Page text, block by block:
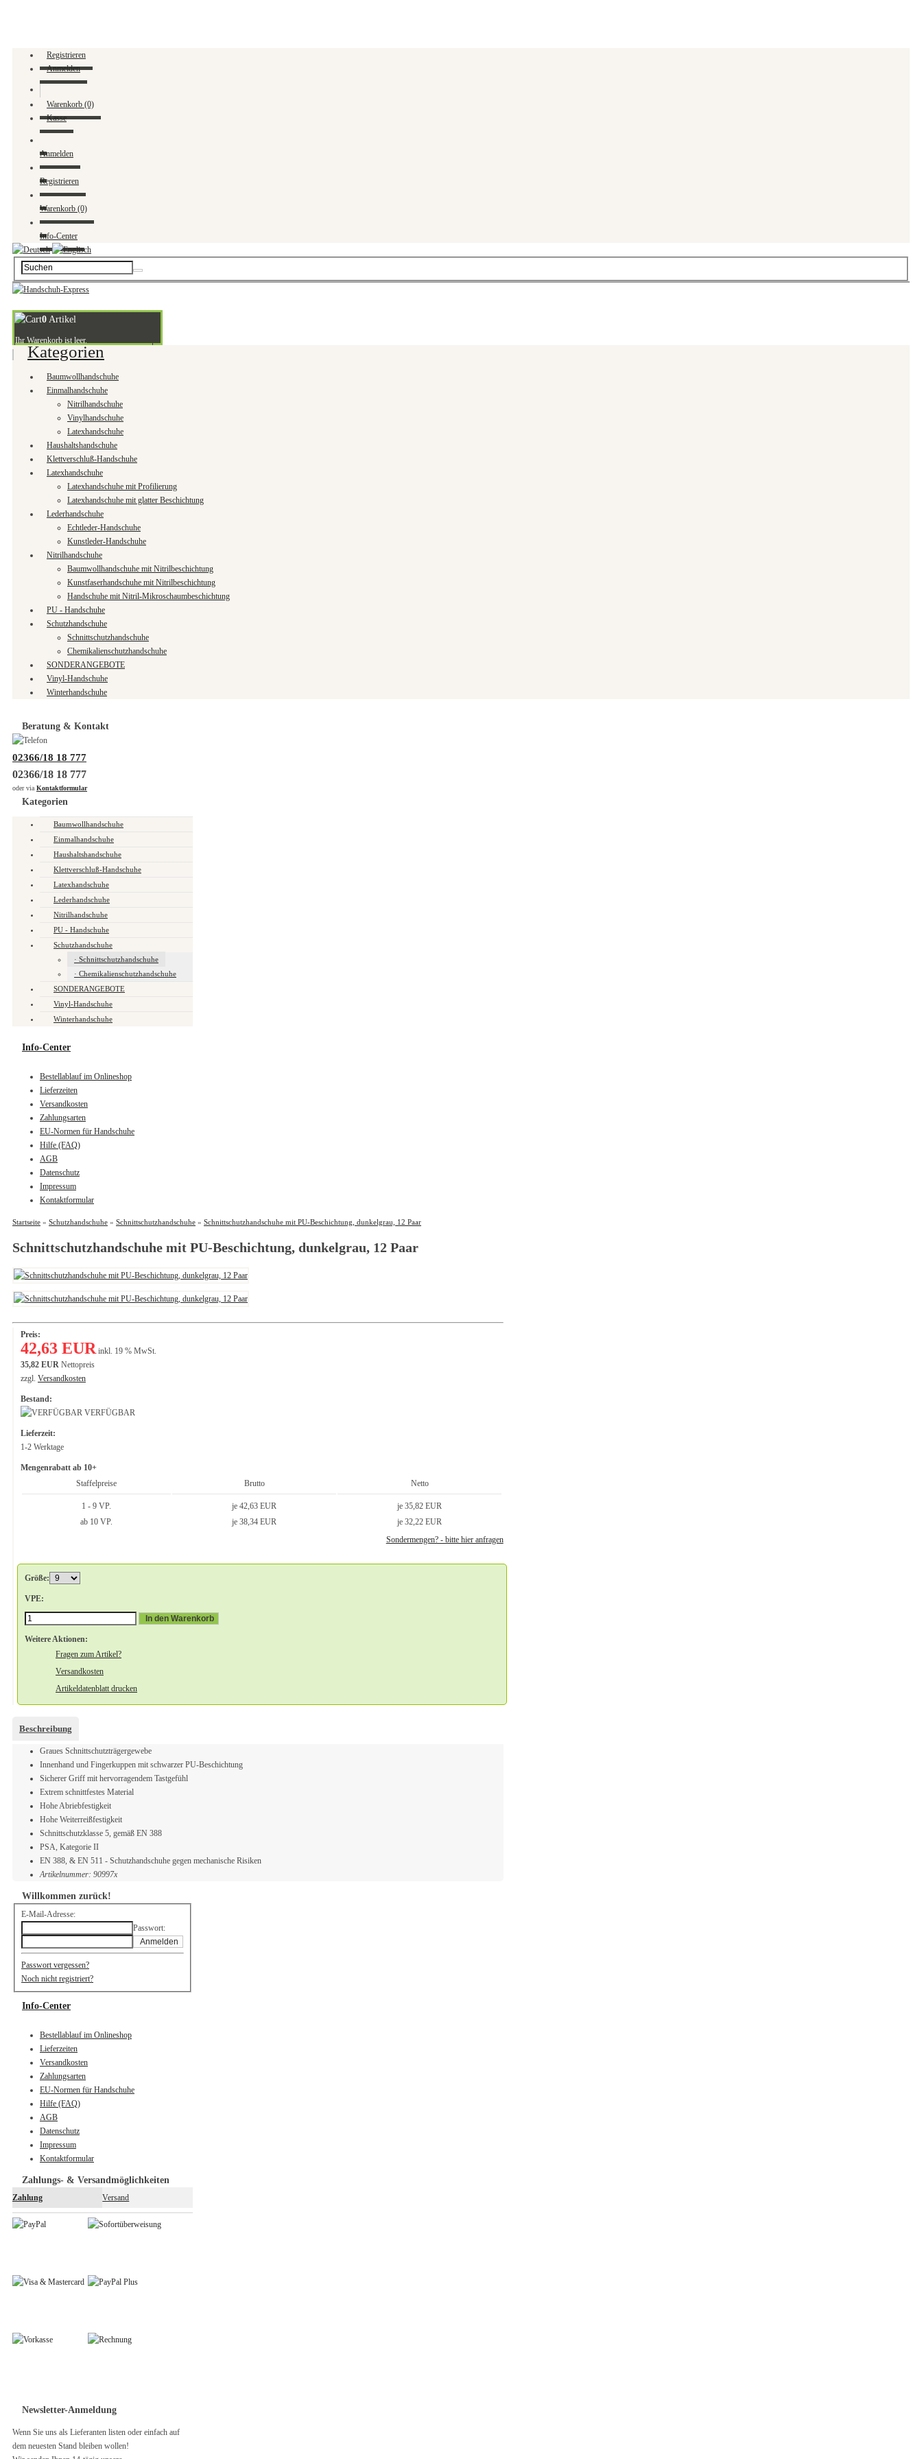
Registrieren
Anmelden
Warenkorb (0)
Kasse
Anmelden
Registrieren
Warenkorb (0)
Info-Center
0 Artikel
Ihr Warenkorb ist leer.
Kategorien
Baumwollhandschuhe
Einmalhandschuhe
Nitrilhandschuhe
Vinylhandschuhe
Latexhandschuhe
Haushaltshandschuhe
Klettverschluß-Handschuhe
Latexhandschuhe
Latexhandschuhe mit Profilierung
Latexhandschuhe mit glatter Beschichtung
Lederhandschuhe
Echtleder-Handschuhe
Kunstleder-Handschuhe
Nitrilhandschuhe
Baumwollhandschuhe mit Nitrilbeschichtung
Kunstfaserhandschuhe mit Nitrilbeschichtung
Handschuhe mit Nitril-Mikroschaumbeschichtung
PU - Handschuhe
Schutzhandschuhe
Schnittschutzhandschuhe
Chemikalienschutzhandschuhe
SONDERANGEBOTE
Vinyl-Handschuhe
Winterhandschuhe
Beratung & Kontakt
02366/18 18 777
02366/18 18 777
oder via Kontaktformular
Kategorien
Baumwollhandschuhe
Einmalhandschuhe
Haushaltshandschuhe
Klettverschluß-Handschuhe
Latexhandschuhe
Lederhandschuhe
Nitrilhandschuhe
PU - Handschuhe
Schutzhandschuhe
Schnittschutzhandschuhe
Chemikalienschutzhandschuhe
SONDERANGEBOTE
Vinyl-Handschuhe
Winterhandschuhe
Info-Center
Bestellablauf im Onlineshop
Lieferzeiten
Versandkosten
Zahlungsarten
EU-Normen für Handschuhe
Hilfe (FAQ)
AGB
Datenschutz
Impressum
Kontaktformular
Startseite » Schutzhandschuhe » Schnittschutzhandschuhe » Schnittschutzhandschuhe mit PU-Beschichtung, dunkelgrau, 12 Paar
Schnittschutzhandschuhe mit PU-Beschichtung, dunkelgrau, 12 Paar
Preis:
42,63 EURinkl. 19 % MwSt.
35,82 EUR Nettopreis
zzgl. Versandkosten
Bestand:
VERFÜGBAR
Lieferzeit:
1-2 Werktage
Mengenrabatt ab 10+
Staffelpreise
Brutto Netto
1 - 9 VP. je 42,63 EUR
je 35,82 EUR
ab 10 VP.
je 38,34 EUR
je 32,22 EUR
Sondermengen? - bitte hier anfragen
Größe:
VPE:
In den Warenkorb
Weitere Aktionen:
Fragen zum Artikel?
Versandkosten
Artikeldatenblatt drucken
Beschreibung
Graues Schnittschutzträgergewebe
Innenhand und Fingerkuppen mit schwarzer PU-Beschichtung
Sicherer Griff mit hervorragendem Tastgefühl
Extrem schnittfestes Material
Hohe Abriebfestigkeit
Hohe Weiterreißfestigkeit
Schnittschutzklasse 5, gemäß EN 388
PSA, Kategorie II
EN 388, & EN 511 - Schutzhandschuhe gegen mechanische Risiken
Artikelnummer: 90997x
Willkommen zurück!
E-Mail-Adresse:
Passwort:
Anmelden
Passwort vergessen?
Noch nicht registriert?
Info-Center
Bestellablauf im Onlineshop
Lieferzeiten
Versandkosten
Zahlungsarten
EU-Normen für Handschuhe
Hilfe (FAQ)
AGB
Datenschutz
Impressum
Kontaktformular
Zahlungs- & Versandmöglichkeiten
Zahlung Versand
Newsletter-Anmeldung
Wenn Sie uns als Lieferanten listen oder einfach auf
dem neuesten Stand bleiben wollen!